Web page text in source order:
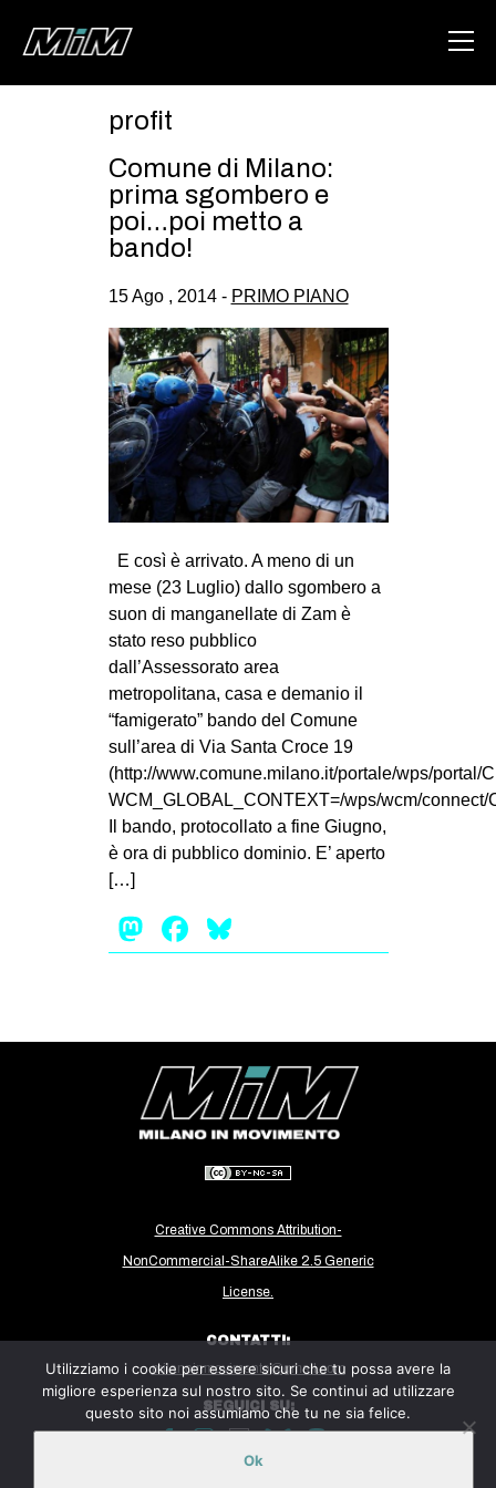
ABOUT
CSOA LAMBRETTA
MSM
STUDENTI TSUNAMI
MILANO
SPAZI
SPORT POPOLARE
MOVIMENTI
AMBIENTE
ANTIFASCISMO
DIRITTO ALL’ABITARE
GENERI
MIGRAZIONI
REPRESSIONE
CINEMA
MANIFESTI
MUSICA
AFRICA
ESTREMO ORIENTE
EUROPA
MEDIO ORIENTE
profit
Comune di Milano:
prima sgombero e
poi…poi metto a
bando!
15 Ago , 2014 - PRIMO PIANO
E così è arrivato. A meno di un
mese (23 Luglio) dallo sgombero a
suon di manganellate di Zam è
stato reso pubblico
dall’Assessorato area
metropolitana, casa e demanio il
“famigerato” bando del Comune
sull’area di Via Santa Croce 19
(http://www.comune.milano.it/portale/wps/portal/
WCM_GLOBAL_CONTEXT=/wps/wcm/
Il bando, protocollato a fine Giugno,
è ora di pubblico dominio. E’ aperto
[…]
Mastodon
Facebook
Creative Commons Attribution-
NonCommercial-ShareAlike 2.5 Generic
License.
CONTATTI:
milanoinmovimento@gmail.com
SEGUICI SU:
Utilizziamo i cookie per essere sicuri che tu possa avere la
migliore esperienza sul nostro sito. Se continui ad utilizzare
questo sito noi assumiamo che tu ne sia felice.
Ok